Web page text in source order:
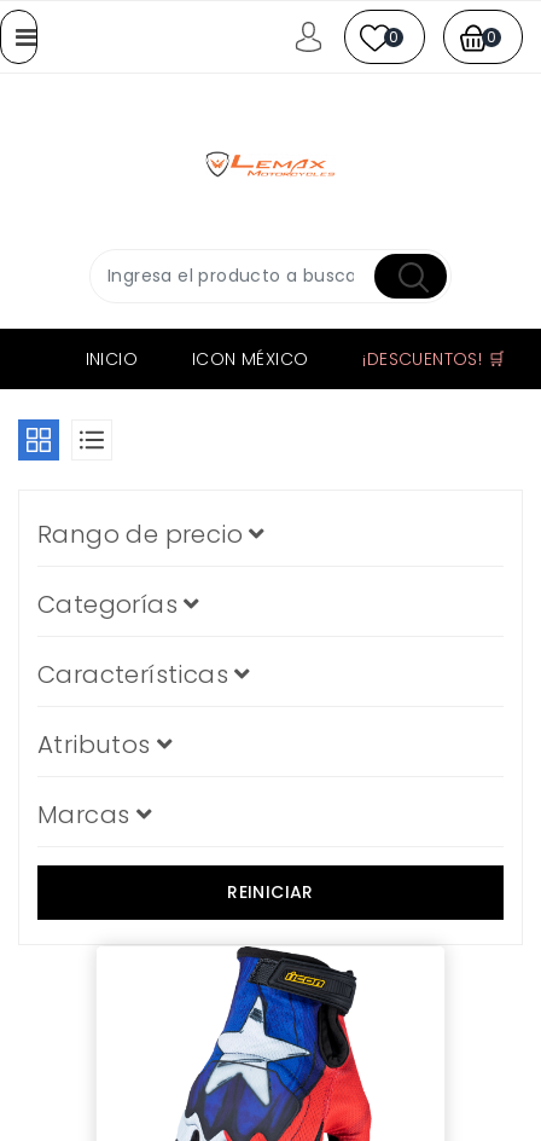
0 0
INICIO ICON MÉXICO ¡DESCUENTOS! 🛒
Rango de precio
Categorías
Características
Atributos
Marcas
REINICIAR